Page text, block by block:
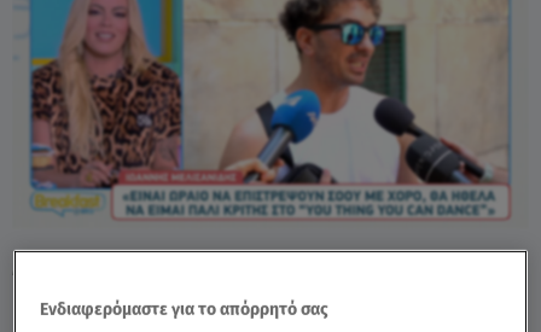
Μελισανίδης: «Θα Ήθελα Να Είμαι Ξανά
Κριτής» - Video
Ενδιαφερόμαστε για το απόρρητό σας